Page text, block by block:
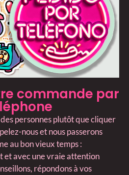
commande par
personnes plutôt que cliquer
nous et nous passerons
au bon vieux temps :
et avec une vraie attention
répondons à vos